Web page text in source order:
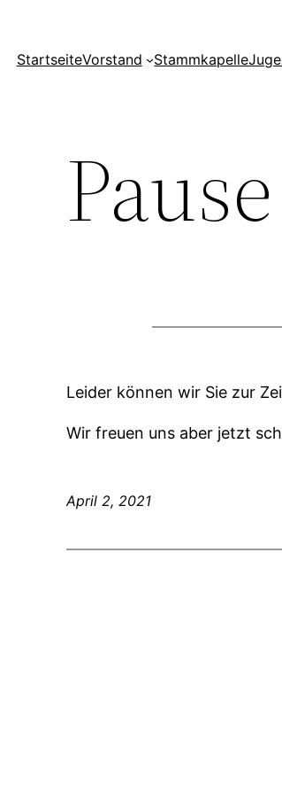
StartseiteVorstand Stammkapelle
Pause
Leider können wir Sie zur
Wir freuen uns aber jetzt
April 2, 2021